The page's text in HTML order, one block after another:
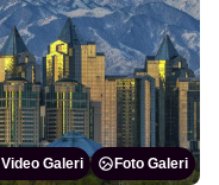
Video Galeri Foto Galeri